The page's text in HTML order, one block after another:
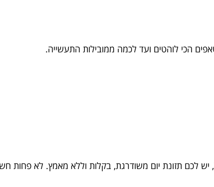
הכי לוהטים ועד לכמה ממובילות התעשייה.
יש לכם תזונת יום משודרגת, בקלות וללא מאמץ. לא פחות